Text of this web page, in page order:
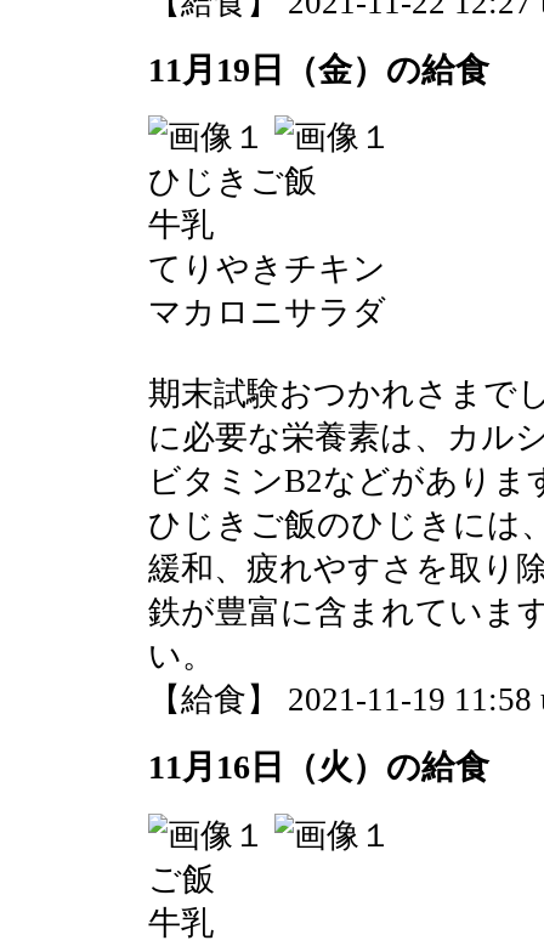
11月19日（金）の給食
ひじきご飯
牛乳
てりやきチキン
マカロニサラダ
期末試験おつかれさまで
に必要な栄養素は、カル
ビタミンB2などがありま
ひじきご飯のひじきには
緩和、疲れやすさを取り
鉄が豊富に含まれていま
い。
【給食】 2021-11-19 11:58
11月16日（火）の給食
ご飯
牛乳